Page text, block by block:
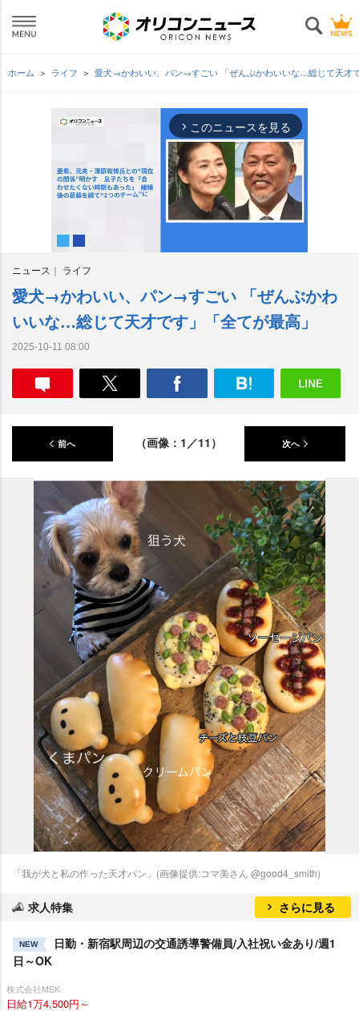
ホーム ライフ 愛犬→かわいい、パン→すごい 「ぜんぶかわいいな…総じて天才
arrow_forward_ios このニュースを見る
M
t
ニュース ライフ
愛犬→かわいい、パン→すごい 「ぜんぶかわ
いいな…総じて天才です」「全てが最高」
2025-10-11 08:00
前へ （画像：1／11） 次へ
「我が犬と私の作った天才パン」(画像提供:コマ美さん @good4_smith)
求人特集 さらに見る
NEW
日勤・新宿駅周辺の交通誘導警備員/入社祝い金あり/週1
日～OK
株式会社MSK
日給1万4,500円～